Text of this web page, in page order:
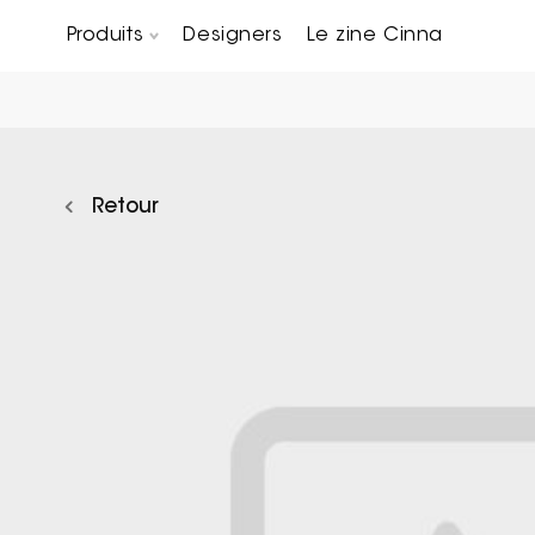
Produits Designers Le zine Cinna
Retour